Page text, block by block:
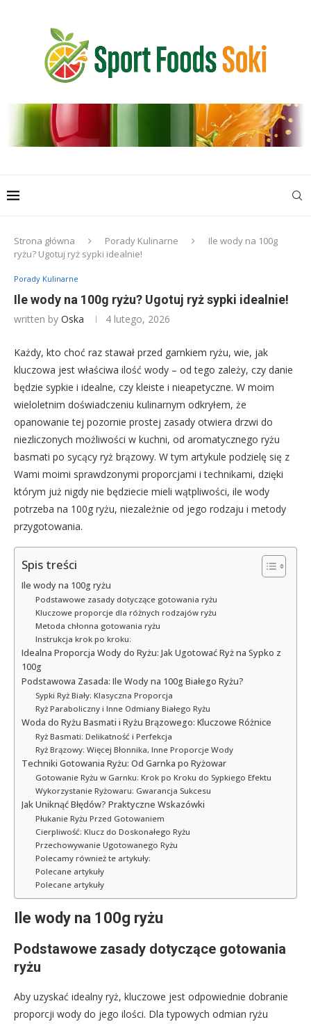
Strona główna Porady Kulinarne
Ile wody na 100g
ryżu? Ugotuj ryż sypki idealnie!
Porady Kulinarne
Ile wody na 100g ryżu? Ugotuj ryż sypki idealnie!
written by Oska 4 lutego, 2026
Każdy, kto choć raz stawał przed garnkiem ryżu, wie, jak
kluczowa jest właściwa ilość wody – od tego zależy, czy danie
będzie sypkie i idealne, czy kleiste i nieapetyczne. W moim
wieloletnim doświadczeniu kulinarnym odkryłem, że
opanowanie tej pozornie prostej zasady otwiera drzwi do
niezliczonych możliwości w kuchni, od aromatycznego ryżu
basmati po sycący ryż brązowy. W tym artykule podzielę się z
Wami moimi sprawdzonymi proporcjami i technikami, dzięki
którym już nigdy nie będziecie mieli wątpliwości, ile wody
potrzeba na 100g ryżu, niezależnie od jego rodzaju i metody
przygotowania.
Spis treści
Ile wody na 100g ryżu
Podstawowe zasady dotyczące gotowania ryżu
Kluczowe proporcje dla różnych rodzajów ryżu
Metoda chłonna gotowania ryżu
Instrukcja krok po kroku:
Idealna Proporcja Wody do Ryżu: Jak Ugotować Ryż na Sypko z
100g
Podstawowa Zasada: Ile Wody na 100g Białego Ryżu?
Sypki Ryż Biały: Klasyczna Proporcja
Ryż Paraboliczny i Inne Odmiany Białego Ryżu
Woda do Ryżu Basmati i Ryżu Brązowego: Kluczowe Różnice
Ryż Basmati: Delikatność i Perfekcja
Ryż Brązowy: Więcej Błonnika, Inne Proporcje Wody
Techniki Gotowania Ryżu: Od Garnka po Ryżowar
Gotowanie Ryżu w Garnku: Krok po Kroku do Sypkiego Efektu
Wykorzystanie Ryżowaru: Gwarancja Sukcesu
Jak Uniknąć Błędów? Praktyczne Wskazówki
Płukanie Ryżu Przed Gotowaniem
Cierpliwość: Klucz do Doskonałego Ryżu
Przechowywanie Ugotowanego Ryżu
Polecamy również te artykuły:
Polecane artykuły
Polecane artykuły
Ile wody na 100g ryżu
Podstawowe zasady dotyczące gotowania
ryżu
Aby uzyskać idealny ryż, kluczowe jest odpowiednie dobranie
proporcji wody do jego ilości. Dla typowych odmian ryżu